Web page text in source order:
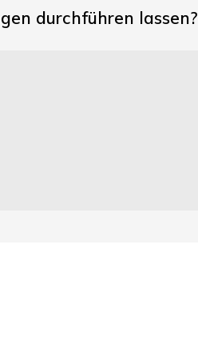
durchführen lassen?